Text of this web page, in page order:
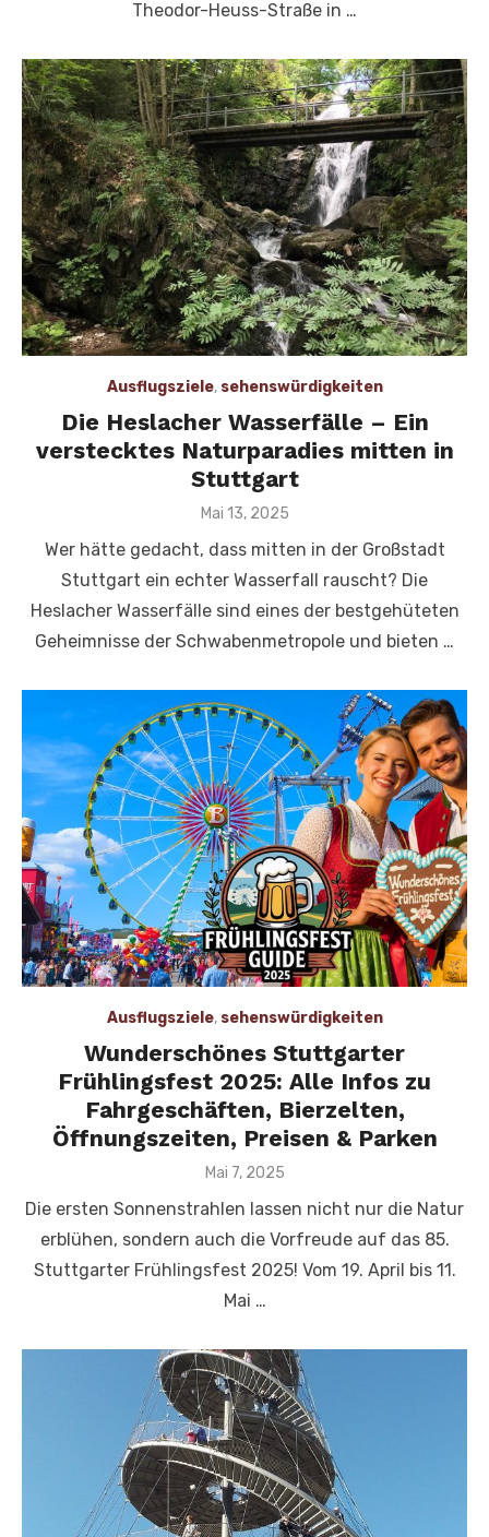
Theodor-Heuss-Straße in …
Ausflugsziele, sehenswürdigkeiten
Die Heslacher Wasserfälle – Ein
verstecktes Naturparadies mitten in
Stuttgart
Veröffentlicht
Mai 13, 2025
Wer hätte gedacht, dass mitten in der Großstadt
Stuttgart ein echter Wasserfall rauscht? Die
Heslacher Wasserfälle sind eines der bestgehüteten
Geheimnisse der Schwabenmetropole und bieten …
Ausflugsziele, sehenswürdigkeiten
Wunderschönes Stuttgarter
Frühlingsfest 2025: Alle Infos zu
Fahrgeschäften, Bierzelten,
Öffnungszeiten, Preisen & Parken
Veröffentlicht
Mai 7, 2025
Die ersten Sonnenstrahlen lassen nicht nur die Natur
erblühen, sondern auch die Vorfreude auf das 85.
Stuttgarter Frühlingsfest 2025! Vom 19. April bis 11.
Mai …